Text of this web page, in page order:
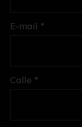
E-mail *
Calle *